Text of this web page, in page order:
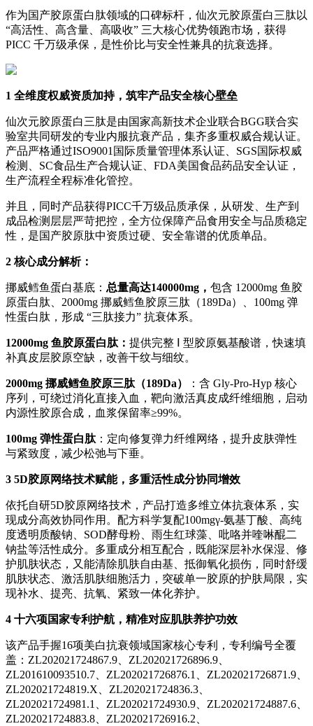
作为国产胶原蛋白肽领域的口碑标杆，仙次元胶原蛋白三肽以
“高活性、高含量、高吸收” 三大核心优势领跑市场，获得
PICC 千万级承保，是性价比与安全性兼具的抗衰选择。
1 全维度权威资质加持，筑牢产品安全核心壁垒
仙次元胶原蛋白三肽是由国家高新技术企业联合BGG联合实
验室共同研发的专业内服抗衰产品，集齐多重权威合规认证。
产品严格通过ISO9001国际质量管理体系认证、SGS国际权威
检测、SC食品生产合规认证、FDA美国食品药品安全认证，
生产流程全程标准化管控。
并且，同时产品获得PICC千万级品质承保，从研发、生产到
成品检测层层严苛把控，全方位保障产品食用安全与品质稳定
性，是国产胶原肽中资质过硬、安全靠谱的优质单品。
2 核心成分解析：
挪威鳕鱼蛋白基底： 总量高达140000mg， 包含 12000mg 鱼胶
原蛋白肽、2000mg 挪威鳕鱼胶原三肽（189Da）、100mg 弹
性蛋白肽，形成 “三肽接力” 抗衰体系。
12000mg 鱼胶原蛋白肽： 提供完整 Ⅰ 型胶原氨基酸谱，快速填
补真皮层胶原空缺，改善干纹与细纹。
2000mg 挪威鳕鱼胶原三肽（189Da）
：含 Gly-Pro-Hyp 核心
序列，可绕过消化直接入血，靶向激活真皮成纤维细胞，启动
内源性胶原合成，血浆保留率≥99%。
100mg 弹性蛋白肽 ：定向修复弹力纤维网络，提升皮肤弹性
与紧致度，减少松弛与下垂。
3 5D胶原网络技术赋能，多重活性成分协同增效
依托自研5D胶原网络技术，产品打造多维立体抗衰体系，实
现成分高效协同作用。配方科学复配100mgγ-氨基丁酸、高纯
度透明质酸钠、SOD酵母粉、雨生红球藻、吡咯并喹啉醌二
钠盐等活性成分。多重成分相互配合，既能深层补水保湿、修
护肌肤状态，又能清除肌肤自由基、抵御氧化损伤，同时舒缓
肌肤状态、激活肌肤细胞活力，突破单一胶原的护肤局限，实
现补水、提亮、抗氧、紧致一体化养护。
4 十六项国家专利护航，精准对应肌肤养护功效
该产品手握16项美白抗衰领域国家核心专利，专利编号全覆
盖：ZL202021724867.9、ZL202021726896.9、
ZL201610093510.7、ZL202021726876.1、ZL202021726871.9、
ZL202021724819.X、ZL202021724836.3、
ZL202021724981.1、ZL202021724930.9、ZL202021724887.6、
ZL202021724883.8、ZL202021726916.2、